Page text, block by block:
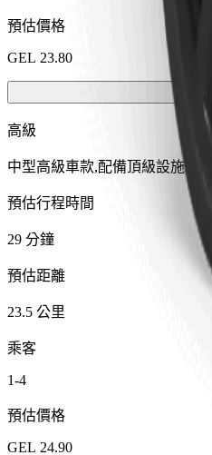
預估價格
GEL 23.80
高級
中型高級車款,配備頂級設施
預估行程時間
29 分鐘
預估距離
23.5 公里
乘客
1-4
預估價格
GEL 24.90